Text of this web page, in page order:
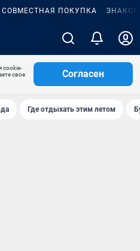
СОВМЕСТНАЯ ПОКУПКА
cookie-
свое
Согласен
Где отдыхать этим летом